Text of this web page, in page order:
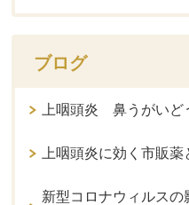
ブログ
上咽頭炎 鼻うがいど
上咽頭炎に効く市販薬
新型コロナウィルス